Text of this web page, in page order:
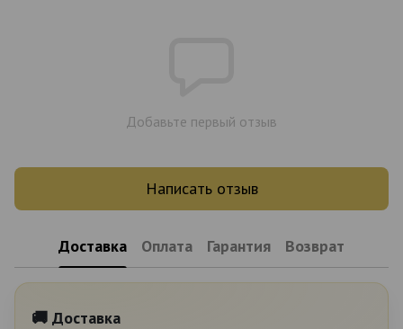
Добавьте первый отзыв
Написать отзыв
Доставка Оплата Гарантия Возврат
🚚 Доставка